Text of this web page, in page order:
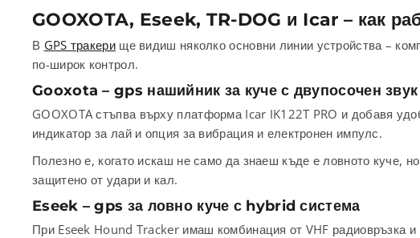
GOOXOTA, Eseek, TR-DOG и Icar – как
В GPS тракерище видиш няколко основни линии устройства –
по-широк контрол.
Gooxota – gps нашийник за куче с двупосочен
GOOXOTA стъпва върху платформа Icar IK122T PRO и добавя
индикатор за лай и опция за вибрация и електронен импулс.
Полезно е, когато искаш не само да знаеш къде е ловното куче,
защитено от удари и кал.
Eseek – gps за ловно куче с hybrid система
При Eseek Hound Tracker имаш комбинация от VHF радиовръзка